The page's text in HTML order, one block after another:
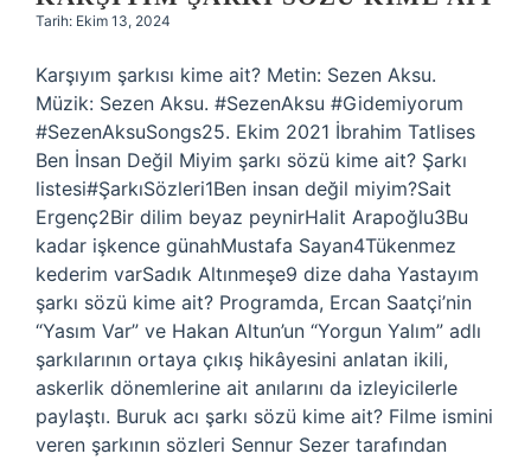
Tarih: Ekim 13, 2024
Karşıyım şarkısı kime ait? Metin: Sezen Aksu.
Müzik: Sezen Aksu. #SezenAksu #Gidemiyorum
#SezenAksuSongs25. Ekim 2021 İbrahim Tatlises
Ben İnsan Değil Miyim şarkı sözü kime ait? Şarkı
listesi#ŞarkıSözleri1Ben insan değil miyim?Sait
Ergenç2Bir dilim beyaz peynirHalit Arapoğlu3Bu
kadar işkence günahMustafa Sayan4Tükenmez
kederim varSadık Altınmeşe9 dize daha Yastayım
şarkı sözü kime ait? Programda, Ercan Saatçi’nin
“Yasım Var” ve Hakan Altun’un “Yorgun Yalım” adlı
şarkılarının ortaya çıkış hikâyesini anlatan ikili,
askerlik dönemlerine ait anılarını da izleyicilerle
paylaştı. Buruk acı şarkı sözü kime ait? Filme ismini
veren şarkının sözleri Sennur Sezer tarafından